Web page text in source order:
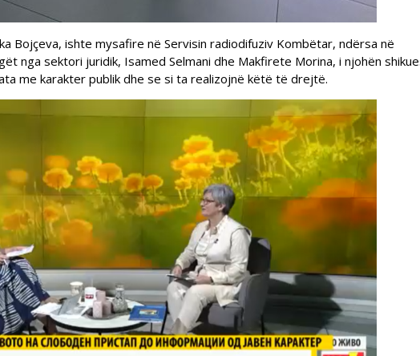
Bojçeva, ishte mysafire në Servisin radiodifuziv Kombëtar, ndërsa në
nga sektori juridik, Isamed Selmani dhe Makfirete Morina, i njohën
me karakter publik dhe se si ta realizojnë këtë të drejtë.